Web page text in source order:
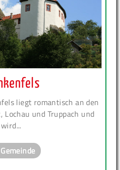
liegt romantisch an den
Lochau und Truppach und
wird...